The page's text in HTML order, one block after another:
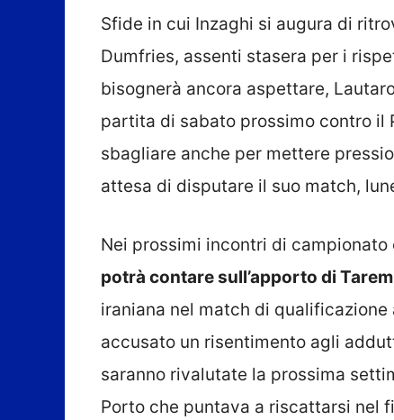
Sfide in cui Inzaghi si augura di
Dumfries, assenti stasera per i
bisognerà ancora aspettare,
partita di sabato prossimo contro il
sbagliare anche per mettere
attesa di disputare il suo match,
Nei prossimi incontri di
potrà contare sull’apporto di
iraniana nel match di qualificazione
accusato un risentimento agli
saranno rivalutate la prossima
Porto che puntava a riscattarsi nel